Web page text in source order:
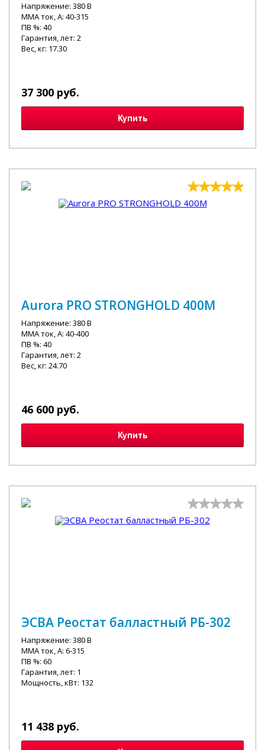
Напряжение: 380 В
MMA ток, А: 40-315
ПВ %: 40
Гарантия, лет: 2
Вес, кг: 17.30
37 300 руб.
Купить
Aurora PRO STRONGHOLD 400M
Напряжение: 380 В
MMA ток, А: 40-400
ПВ %: 40
Гарантия, лет: 2
Вес, кг: 24.70
46 600 руб.
Купить
ЭСВА Реостат балластный РБ-302
Напряжение: 380 В
MMA ток, А: 6-315
ПВ %: 60
Гарантия, лет: 1
Мощность, кВт: 132
11 438 руб.